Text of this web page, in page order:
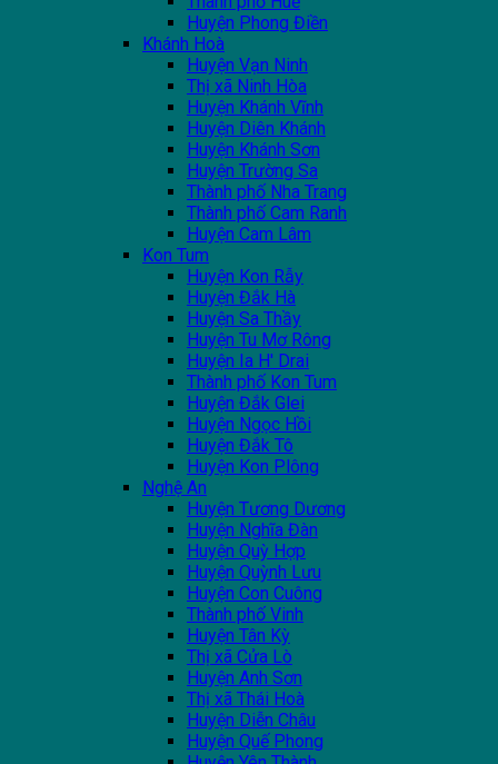
Huyện Phong Điền
Khánh Hoà
Huyện Vạn Ninh
Thị xã Ninh Hòa
Huyện Khánh Vĩnh
Huyện Diên Khánh
Huyện Khánh Sơn
Huyện Trường Sa
Thành phố Nha Trang
Thành phố Cam Ranh
Huyện Cam Lâm
Kon Tum
Huyện Kon Rẫy
Huyện Đắk Hà
Huyện Sa Thầy
Huyện Tu Mơ Rông
Huyện Ia H' Drai
Thành phố Kon Tum
Huyện Đắk Glei
Huyện Ngọc Hồi
Huyện Đắk Tô
Huyện Kon Plông
Nghệ An
Huyện Tương Dương
Huyện Nghĩa Đàn
Huyện Quỳ Hợp
Huyện Quỳnh Lưu
Huyện Con Cuông
Thành phố Vinh
Huyện Tân Kỳ
Thị xã Cửa Lò
Huyện Anh Sơn
Thị xã Thái Hoà
Huyện Diễn Châu
Huyện Quế Phong